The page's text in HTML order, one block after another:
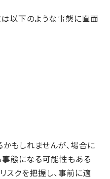
以下のような事態に直面
もしれませんが、場合に
態になる可能性もある
スクを把握し、事前に適